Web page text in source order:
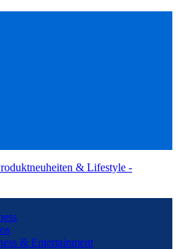
& Entertainment